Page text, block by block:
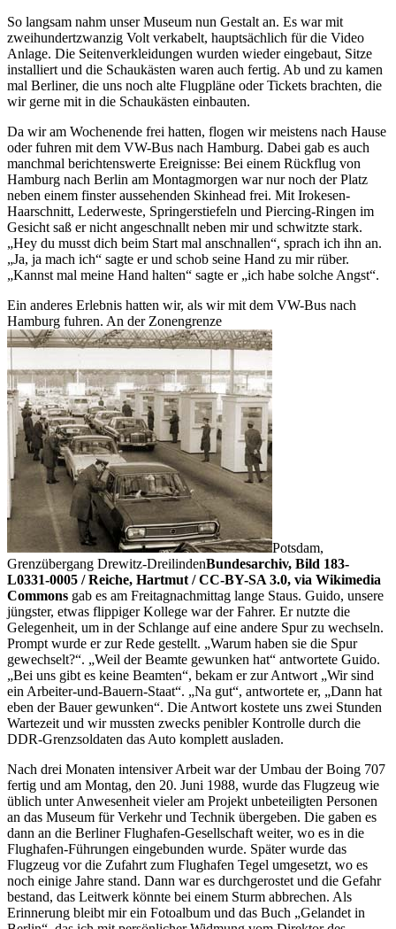
So langsam nahm unser Museum nun Gestalt an. Es war mit
zweihundertzwanzig Volt verkabelt, hauptsächlich für die Video
Anlage. Die Seitenverkleidungen wurden wieder eingebaut, Sitze
installiert und die Schaukästen waren auch fertig. Ab und zu kamen
mal Berliner, die uns noch alte Flugpläne oder Tickets brachten, die
wir gerne mit in die Schaukästen einbauten.
Da wir am Wochenende frei hatten, flogen wir meistens nach Hause
oder fuhren mit dem VW-Bus nach Hamburg. Dabei gab es auch
manchmal berichtenswerte Ereignisse: Bei einem Rückflug von
Hamburg nach Berlin am Montagmorgen war nur noch der Platz
neben einem finster aussehenden Skinhead frei. Mit Irokesen-
Haarschnitt, Lederweste, Springerstiefeln und Piercing-Ringen im
Gesicht saß er nicht angeschnallt neben mir und schwitzte stark.
Hey du musst dich beim Start mal anschnallen , sprach ich ihn an.
Ja, ja mach ich
sagte er und schob seine Hand zu mir rüber.
Kannst mal meine Hand halten
sagte er ich habe solche Angst .
Ein anderes Erlebnis hatten wir, als wir mit dem VW-Bus nach
Hamburg fuhren. An der Zonengrenze
Potsdam,
Grenzübergang Drewitz-DreilindenBundesarchiv, Bild 183-
L0331-0005 / Reiche, Hartmut / CC-BY-SA 3.0, via Wikimedia
Commons gab es am Freitagnachmittag lange Staus. Guido, unsere
jüngster, etwas flippiger Kollege war der Fahrer. Er nutzte die
Gelegenheit, um in der Schlange auf eine andere Spur zu wechseln.
Prompt wurde er zur Rede gestellt.
Warum haben sie die Spur
gewechselt? . Weil der Beamte gewunken hat
antwortete Guido.
Bei uns gibt es keine Beamten , bekam er zur Antwort
Wir sind
ein Arbeiter-und-Bauern-Staat . Na gut , antwortete er,
Dann hat
eben der Bauer gewunken . Die Antwort kostete uns zwei Stunden
Wartezeit und wir mussten zwecks penibler Kontrolle durch die
DDR-Grenzsoldaten das Auto komplett ausladen.
Nach drei Monaten intensiver Arbeit war der Umbau der Boing 707
fertig und am Montag, den 20. Juni 1988, wurde das Flugzeug wie
üblich unter Anwesenheit vieler am Projekt unbeteiligten Personen
an das Museum für Verkehr und Technik übergeben. Die gaben es
dann an die Berliner Flughafen-Gesellschaft weiter, wo es in die
Flughafen-Führungen eingebunden wurde. Später wurde das
Flugzeug vor die Zufahrt zum Flughafen Tegel umgesetzt, wo es
noch einige Jahre stand. Dann war es durchgerostet und die Gefahr
bestand, das Leitwerk könnte bei einem Sturm abbrechen. Als
Erinnerung bleibt mir ein Fotoalbum und das Buch
Gelandet in